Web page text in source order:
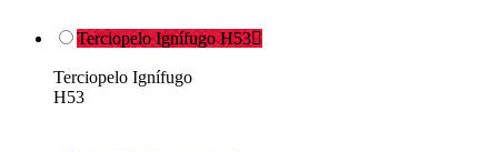
Terciopelo Ignífugo H53
Terciopelo Ignífugo
H53